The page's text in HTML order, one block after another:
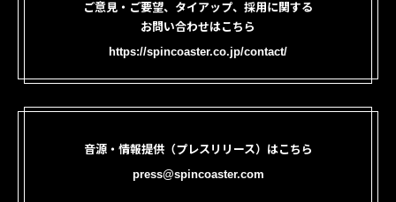
ご意見・ご要望、タイアップ、採用に関する
お問い合わせはこちら
https://spincoaster.co.jp/contact/
音源・情報提供（プレスリリース）はこちら
press@spincoaster.com